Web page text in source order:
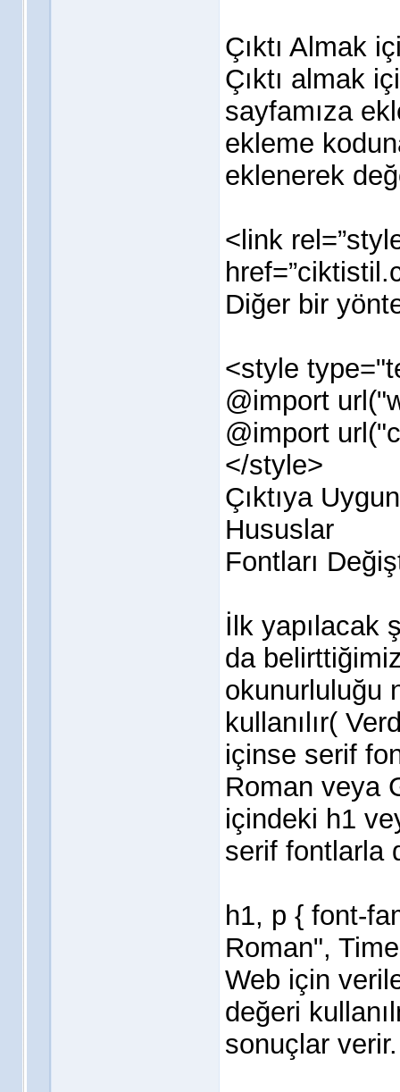
Çıktı Almak
Çıktı almak
sayfamıza
ekleme
eklenerek
<link
Diğer bir
<style
@import
@import
</style>
Çıktıya
Hususlar
Fontları
İlk yapılacak
da
okunurluluğu
kullanılır(
içinse serif
Roman veya
içindeki h1
serif fontlarla
h1, p { font-
Roman",
Web için
değeri
sonuçlar verir.